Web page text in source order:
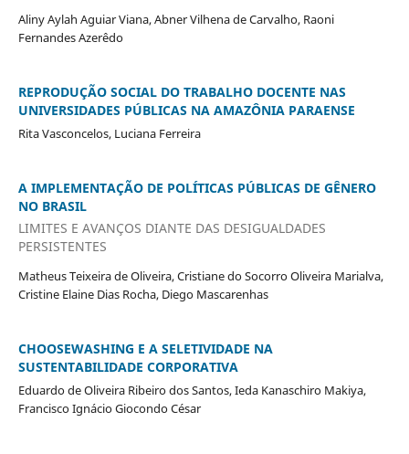
Aliny Aylah Aguiar Viana, Abner Vilhena de Carvalho, Raoni
Fernandes Azerêdo
REPRODUÇÃO SOCIAL DO TRABALHO DOCENTE NAS
UNIVERSIDADES PÚBLICAS NA AMAZÔNIA PARAENSE
Rita Vasconcelos, Luciana Ferreira
A IMPLEMENTAÇÃO DE POLÍTICAS PÚBLICAS DE GÊNERO
NO BRASIL
LIMITES E AVANÇOS DIANTE DAS DESIGUALDADES
PERSISTENTES
Matheus Teixeira de Oliveira, Cristiane do Socorro Oliveira Marialva,
Cristine Elaine Dias Rocha, Diego Mascarenhas
CHOOSEWASHING E A SELETIVIDADE NA
SUSTENTABILIDADE CORPORATIVA
Eduardo de Oliveira Ribeiro dos Santos, Ieda Kanaschiro Makiya,
Francisco Ignácio Giocondo César